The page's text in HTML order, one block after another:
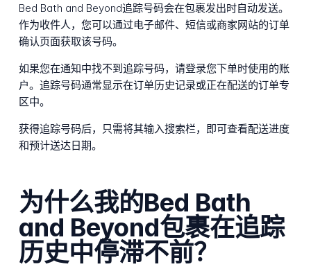
Bed Bath and Beyond追踪号码会在包裹发出时自动发送。
作为收件人，您可以通过电子邮件、短信或商家网站的订单
确认页面获取该号码。
如果您在通知中找不到追踪号码，请登录您下单时使用的账
户。追踪号码通常显示在订单历史记录或正在配送的订单专
区中。
获得追踪号码后，只需将其输入搜索栏，即可查看配送进度
和预计送达日期。
为什么我的Bed Bath
and Beyond包裹在追踪
历史中停滞不前？